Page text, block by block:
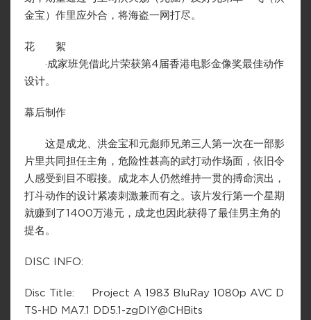
金宝）作里应外合，将海盗一网打尽。
花 絮
·成家班凭借此片荣获第4届香港电影金像奖最佳动作
设计。
幕后制作
这是成龙、洪金宝和元彪师兄弟三人第一次在一部影
片里共同担任主角，危险性甚高的武打动作场面，依旧令
人感受到目不暇接。成龙本人仍然维持一贯的搏命演出，
打斗动作的设计紧凑刺激兼而有之。该片发行第一个星期
就赚到了1400万港元，成龙也因此获得了最佳男主角的
提名。
DISC INFO:
Disc Title: Project A 1983 BluRay 1080p AVC D
TS-HD MA7.1 DD5.1-zgDIY@CHBits